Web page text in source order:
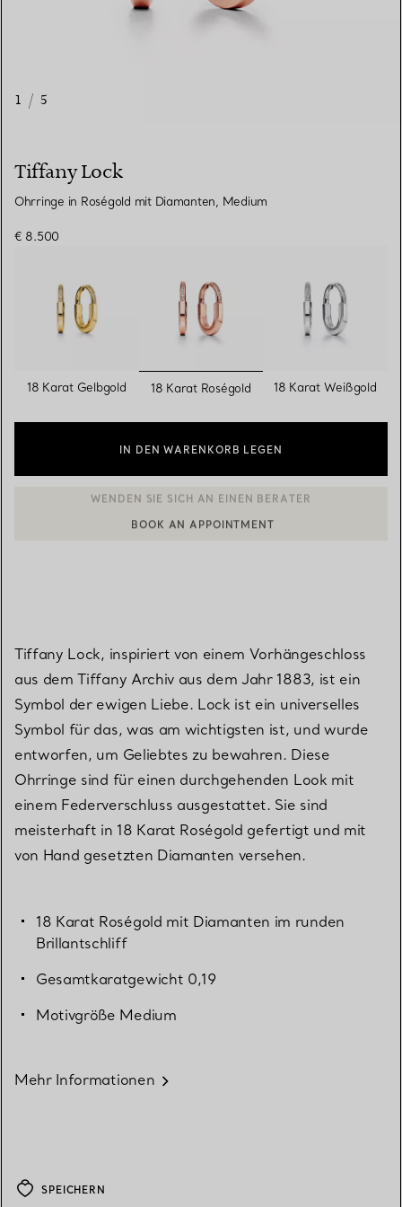
1 / 5
Tiffany Lock
Ohrringe in Roségold mit Diamanten, Medium
€ 8.500
18 Karat Gelbgold ausgewählt
18 Karat Roségold 18 Karat Weißgold
IN DEN WARENKORB LEGEN
EINEN KUNDENBERATER KONTAKTIEREN ODER EINEN
Tiffany Lock, inspiriert von einem Vorhängeschloss
aus dem Tiffany Archiv aus dem Jahr 1883, ist ein
Symbol der ewigen Liebe. Lock ist ein universelles
Symbol für das, was am wichtigsten ist, und wurde
entworfen, um Geliebtes zu bewahren. Diese
Ohrringe sind für einen durchgehenden Look mit
einem Federverschluss ausgestattet. Sie sind
meisterhaft in 18 Karat Roségold gefertigt und mit
von Hand gesetzten Diamanten versehen.
18 Karat Roségold mit Diamanten im runden
Brillantschliff
Gesamtkaratgewicht 0,19
Motivgröße Medium
Mehr Informationen
SPEICHERN